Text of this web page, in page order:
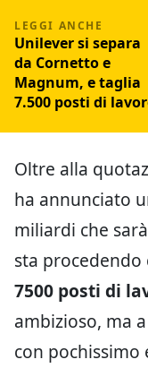
Unilever si separa
da Cornetto e
Magnum, e taglia
7.500 posti di
Oltre alla
ha annunciato
miliardi che
sta
7500 posti di
ambizioso, ma
con